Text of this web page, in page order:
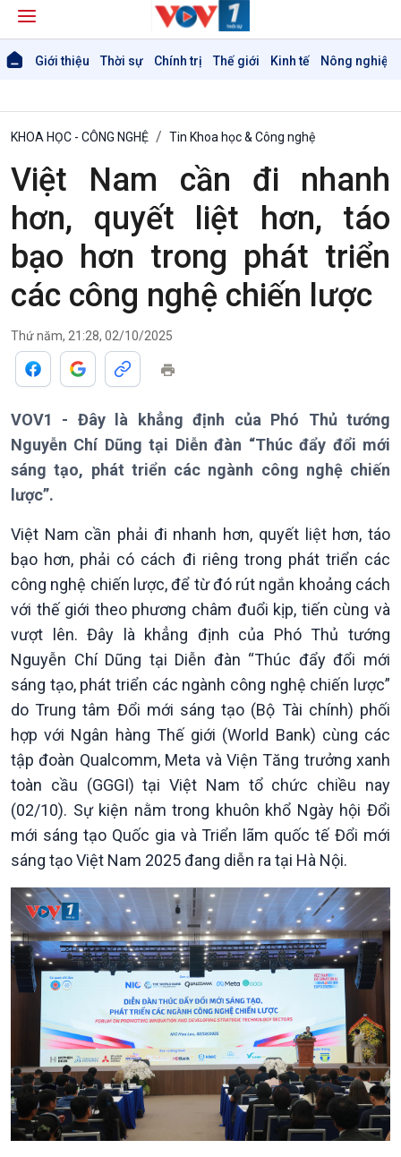
Giới thiệu Thời sự Chính trị Thế giới Kinh tế Nông nghiệp
Giới thiệu
Thời sự
Thời sự 6h
Thời sự 12h
Thời sự 18h
Thời sự 21h30
Bản tin
Chuyên mục
Theo dòng Thời sự
KHOA HỌC - CÔNG NGHỆ Tin Khoa học & Công nghệ
Việt Nam cần đi nhanh
hơn, quyết liệt hơn, táo
bạo hơn trong phát triển
các công nghệ chiến lược
Thứ năm, 21:28, 02/10/2025
VOV1 - Đây là khẳng định của Phó Thủ tướng
Nguyễn Chí Dũng tại Diễn đàn “Thúc đẩy đổi mới
sáng tạo, phát triển các ngành công nghệ chiến
lược”.
Việt Nam cần phải đi nhanh hơn, quyết liệt hơn, táo
bạo hơn, phải có cách đi riêng trong phát triển các
công nghệ chiến lược, để từ đó rút ngắn khoảng cách
với thế giới theo phương châm đuổi kịp, tiến cùng và
vượt lên. Đây là khẳng định của Phó Thủ tướng
Nguyễn Chí Dũng tại Diễn đàn “Thúc đẩy đổi mới
sáng tạo, phát triển các ngành công nghệ chiến lược”
do Trung tâm Đổi mới sáng tạo (Bộ Tài chính) phối
hợp với Ngân hàng Thế giới (World Bank) cùng các
tập đoàn Qualcomm, Meta và Viện Tăng trưởng xanh
toàn cầu (GGGI) tại Việt Nam tổ chức chiều nay
(02/10). Sự kiện nằm trong khuôn khổ Ngày hội Đổi
mới sáng tạo Quốc gia và Triển lãm quốc tế Đổi mới
sáng tạo Việt Nam 2025 đang diễn ra tại Hà Nội.